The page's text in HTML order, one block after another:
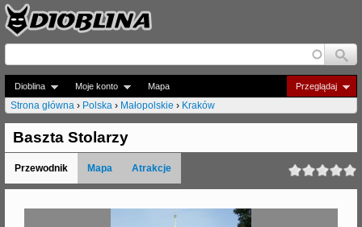
Jump to navigation
Dioblina Moje konto Przeglądaj
Mapa
J
e
s
Strona główna › Polska › Małopolskie › Kraków
Baszta Stolarzy
Przewodnik Mapa Atrakcje